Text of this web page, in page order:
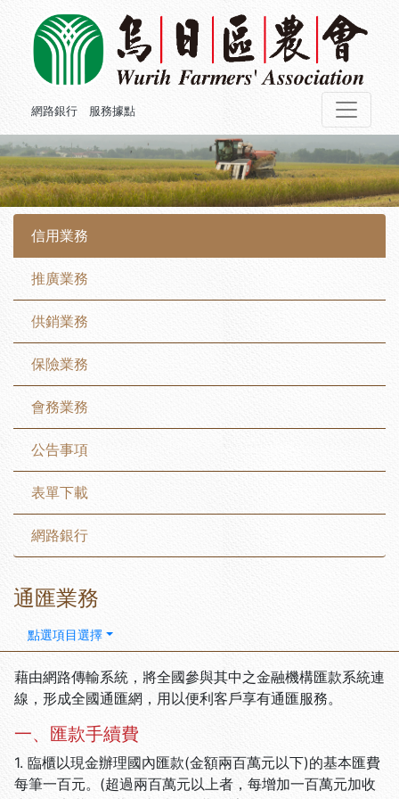
網路銀行 服務據點
信用業務
推廣業務
供銷業務
保險業務
會務業務
公告事項
表單下載
網路銀行
通匯業務
點選項目選擇
藉由網路傳輸系統，將全國參與其中之金融機構匯款系統連
線，形成全國通匯網，用以便利客戶享有通匯服務。
一、匯款手續費
1. 臨櫃以現金辦理國內匯款(金額兩百萬元以下)的基本匯費
每筆一百元。(超過兩百萬元以上者，每增加一百萬元加收